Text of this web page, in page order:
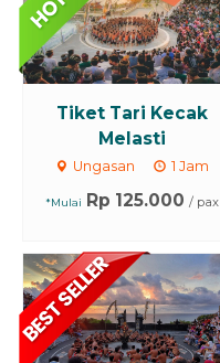
Tiket Tari Kecak
Melasti
Ungasan 1 Jam
*Mulai Rp 125.000 / pax